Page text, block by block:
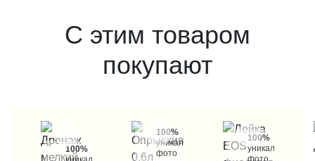
С этим товаром
покупают
100%
100%
уникальные
фото
100%
уникальные
фото